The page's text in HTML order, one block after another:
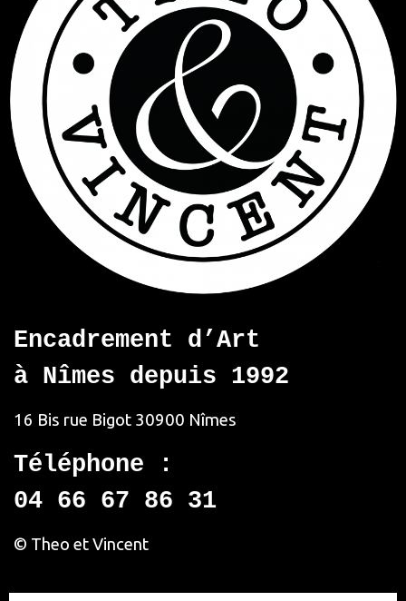
Encadrement d’Art
à Nîmes depuis 1992
16 Bis rue Bigot 30900 Nîmes
Téléphone :
04 66 67 86 31
© Theo et Vincent